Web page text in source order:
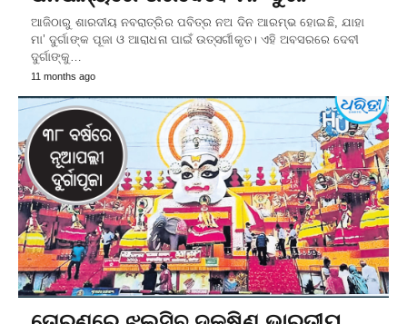
ଆଜିଠାରୁ ଶାରଦୀୟ ନବରାତ୍ରିର ପବିତ୍ର ନଅ ଦିନ ଆରମ୍ଭ ହୋଇଛି, ଯାହା
ମା’ ଦୁର୍ଗାଙ୍କ ପୂଜା ଓ ଆରାଧନା ପାଇଁ ଉତ୍ସର୍ଗୀକୃତ। ଏହି ଅବସରରେ ଦେବୀ
ଦୁର୍ଗାଙ୍କୁ…
11 months ago